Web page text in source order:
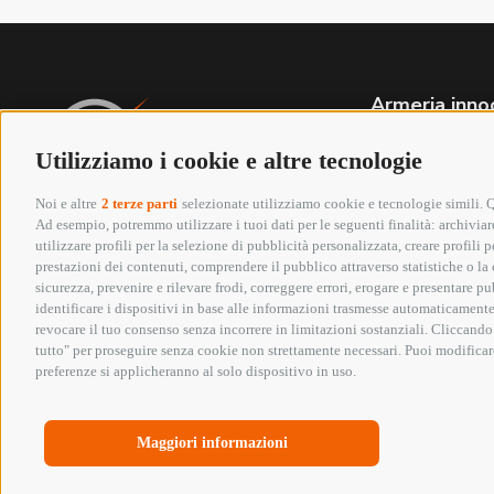
Utilizziamo i cookie e altre tecnologie
Noi e altre 2 terze parti selezionate utilizziamo cookie e tecnologie simili.
Ad esempio, potremmo utilizzare i tuoi dati per le seguenti finalità:
utilizzare profili per la selezione di pubblicità personalizzata, creare profili
prestazioni dei contenuti, comprendere il pubblico attraverso statistiche o
sicurezza, prevenire e rilevare frodi, correggere errori, erogare e
identificare i dispositivi in base alle informazioni trasmesse
revocare il tuo consenso senza incorrere in limitazioni sostanziali.
tutto" per proseguire senza cookie non strettamente necessari. Puoi
preferenze si applicheranno al solo dispositivo in uso.
Maggiori informazioni
Armeria
(PRATO)
Tel. +39
Whatsapp
P.IVA
Seguici su:
Copyright @ 2026 Armeria Innocenti - Tutti i
Elenco erogazioni pubbliche
In riferimento all’art 1, comma 125 bis, Legge 124/2017 si segnala
In ogni caso si rinvia al Registro Nazionale degli Aiuti di Stato.